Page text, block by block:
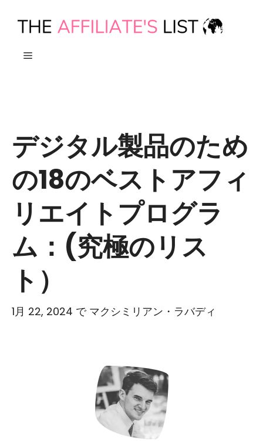
メ
ー
デジタル製品のため
の18のベストアフィ
リエイトプログラ
ム：(究極のリス
ト）
1月 22, 2024 で マクシミリアン・ラバディ